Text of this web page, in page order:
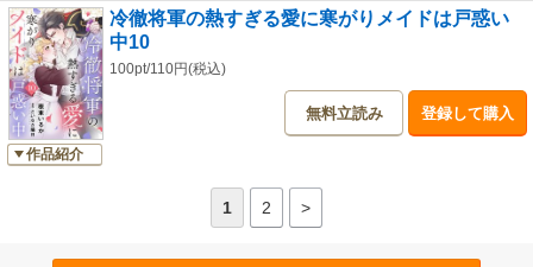
作品紹介
冷徹将軍の熱すぎる愛に寒がりメイドは戸惑い
中10
100pt/110円(税込)
無料立読み 登録して購入
1 2 >